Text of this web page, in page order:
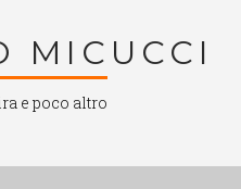
MICUCCI
e poco altro